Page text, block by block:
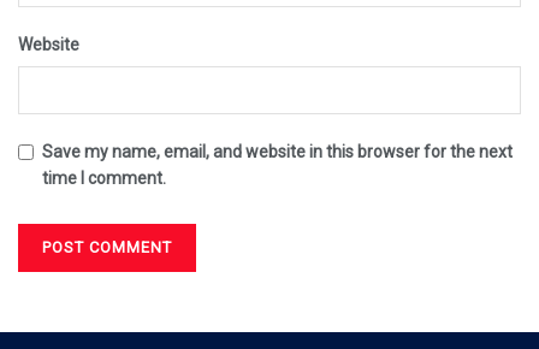
Website
Save my name, email, and website in this browser for the next
time I comment.